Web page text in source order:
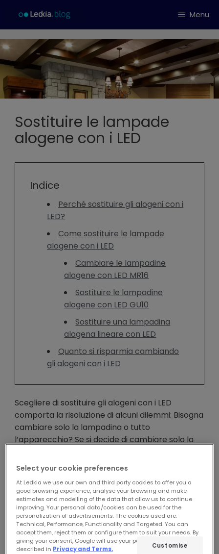
contenuto
Menu
Sostituire le lampade
alogene con i LED
Indice
Perché sostituire gli alogeni con i
LED?
Come sostituire le lampade
alogene con i LED
Cambiare le lampadine
alogene con LED MR16
Sostituire le lampadine
alogene con LED GU10
Sostituire una lampadina
alogena lineare con LED
Quanto si risparmia cambiando
gli alogeni con i LED
Scegliere di sostituire gli alogeni con i LED
comporta la risoluzione di alcuni dilemmi: Bisogna
cambiare solo la lampadina o tutto
l’apparecchio? Se si decide di cambiare solo la
G5.3 o MR16 o passare a una GU10? In questa
occasione,
ci soffermeremo sulle opzioni
disponibili quando si sceglie di cambiare
solo le lampadine .
Select your cookie preferences
At Ledkia we use our own and third party cookies to offer you a
good browsing experience, analyse your browsing and make
estimates and modelling of the data that allow us to continue
improving. Your personal data/cookies can be used for the
personalization of advertisements. The cookies used are:
Technical, Performance, Functionality and Targeted. You can
accept them, reject them or configure them to suit your needs. By
giving your consent, Google will use your personal data as
described in Privacy and Terms. Customise